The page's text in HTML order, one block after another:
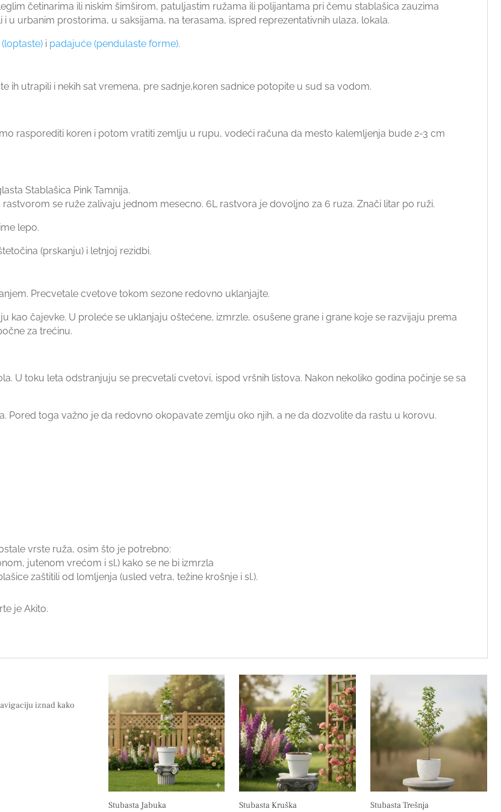
četinarima ili niskim šimširom, patuljastim ružama ili polijantama pri čemu stablašica zauzima
urbanim prostorima, u saksijama, na terasama, ispred reprezentativnih ulaza, lokala.
i padajuće (pendulaste forme).
ih utrapili i nekih sat vremena, pre sadnje,koren sadnice potopite u sud sa vodom.
rasporediti koren i potom vratiti zemlju u rupu, vodeći računa da mesto kalemljenja bude 2-3 cm
Stablašica Pink Tamnija.
rastvorom se ruže zalivaju jednom mesecno. 6L rastvora je dovoljno za 6 ruza. Znači litar po ruži.
lepo.
(prskanju) i letnjoj rezidbi.
Precvetale cvetove tokom sezone redovno uklanjajte.
kao čajevke. U proleće se uklanjaju oštećene, izmrzle, osušene grane i grane koje se razvijaju prema
za trećinu.
U toku leta odstranjuju se precvetali cvetovi, ispod vršnih listova. Nakon nekoliko godina počinje se sa
Pored toga važno je da redovno okopavate zemlju oko njih, a ne da dozvolite da rastu u korovu.
vrste ruža, osim što je potrebno:
jutenom vrećom i sl.) kako se ne bi izmrzla
zaštitili od lomljenja (usled vetra, težine krošnje i sl.).
je Akito.
iznad kako
Stubasta Jabuka
Stubasta Kruška
Stubasta Trešnja